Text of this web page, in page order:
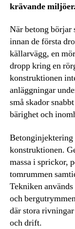
krävande miljöer.
När betong börjar
innan de första
källarvägg, en
dropp kring en
konstruktionen
anläggningar
små skador
bärighet och
Betonginjektering
konstruktionen.
massa i sprickor,
tomrummen
Tekniken
och
där stora
och drift.